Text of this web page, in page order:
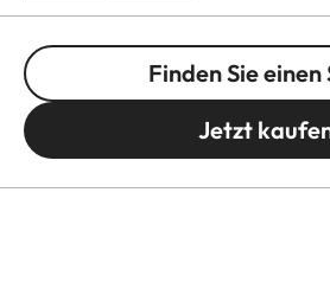
Finden Sie einen
Jetzt